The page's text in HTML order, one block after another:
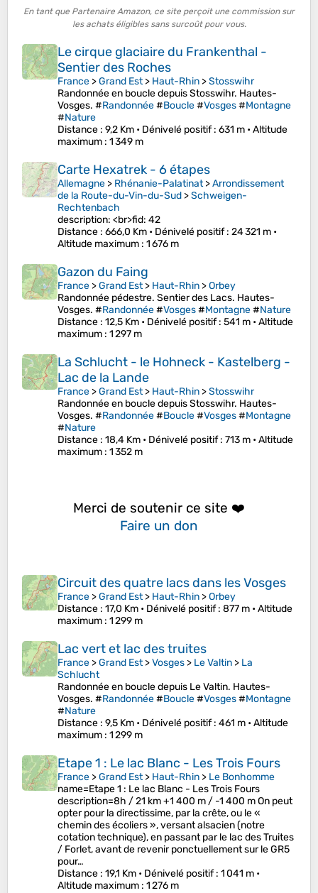
En tant que Partenaire Amazon, ce site perçoit une commission sur
les achats éligibles sans surcoût pour vous.
Le cirque glaciaire du Frankenthal -
Sentier des Roches
France >Grand Est> Haut-Rhin >Stosswihr
Randonnée en boucle depuis Stosswihr. Hautes-
Vosges. #Randonnée#Boucle#Vosges#Montagne
#Nature
Distance : 9,2 Km • Dénivelé positif: 631 m •Altitude
maximum : 1 349 m
Carte Hexatrek - 6 étapes
Allemagne > Rhénanie-Palatinat>Arrondissement
de la Route-du-Vin-du-Sud >Schweigen-
Rechtenbach
description: <br>fid: 42
Distance : 666,0 Km • Dénivelé positif: 24 321 m •
Altitude maximum : 1 676 m
Gazon du Faing
France >Grand Est> Haut-Rhin >Orbey
Randonnée pédestre. Sentier des Lacs. Hautes-
Vosges. #Randonnée#Vosges#Montagne#Nature
Distance : 12,5 Km • Dénivelé positif: 541 m •Altitude
maximum : 1 297 m
La Schlucht - le Hohneck - Kastelberg -
Lac de la Lande
France >Grand Est> Haut-Rhin >Stosswihr
Randonnée en boucle depuis Stosswihr. Hautes-
Vosges. #Randonnée#Boucle#Vosges#Montagne
#Nature
Distance : 18,4 Km • Dénivelé positif: 713 m •Altitude
maximum : 1 352 m
Merci de soutenir ce site ❤️
Faire un don
Circuit des quatre lacs dans les Vosges
France >Grand Est> Haut-Rhin >Orbey
Distance : 17,0 Km • Dénivelé positif: 877 m •Altitude
maximum : 1 299 m
Lac vert et lac des truites
France >Grand Est>Vosges > Le Valtin > La
Schlucht
Randonnée en boucle depuis Le Valtin. Hautes-
Vosges. #Randonnée#Boucle#Vosges#Montagne
#Nature
Distance : 9,5 Km • Dénivelé positif: 461 m •Altitude
maximum : 1 299 m
Etape 1 : Le lac Blanc - Les Trois Fours
France >Grand Est> Haut-Rhin > Le Bonhomme
name=Etape 1 : Le lac Blanc - Les Trois Fours
description=8h / 21 km +1 400 m / -1 400 m On peut
opter pour la directissime, par la crête, ou le «
chemin des écoliers », versant alsacien (notre
cotation technique), en passant par le lac des Truites
/ Forlet, avant de revenir ponctuellement sur le GR5
pour…
Distance : 19,1 Km • Dénivelé positif: 1 041 m •
Altitude maximum : 1 276 m